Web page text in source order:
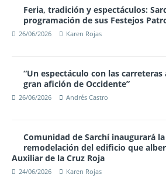
Feria, tradición y espectáculos:
programación de sus Festejos
26/06/2026 Karen Rojas
“Un espectáculo con las
gran afición de Occidente”
26/06/2026 Andrés Castro
Comunidad de Sarchí inaugurará
remodelación del edificio que
Auxiliar de la Cruz Roja
24/06/2026 Karen Rojas